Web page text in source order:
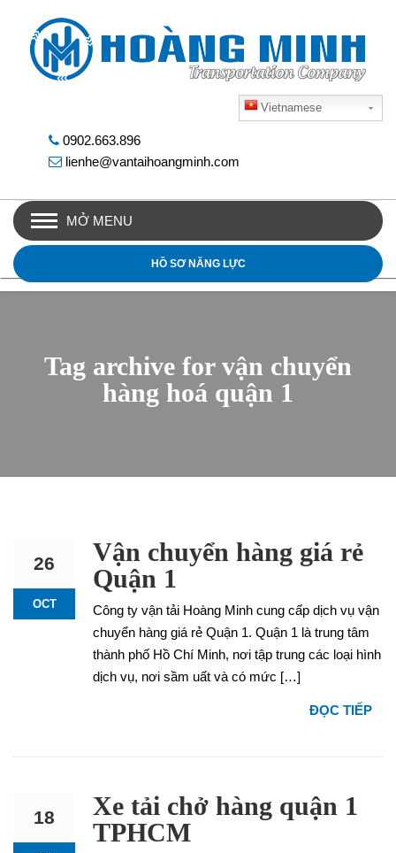
Vietnamese
0902.663.896
lienhe@vantaihoangminh.com
MỞ MENU
HỒ SƠ NĂNG LỰC
Tag archive for vận chuyển
hàng hoá quận 1
26
OCT
Vận chuyển hàng giá rẻ
Quận 1
Công ty vận tải Hoàng Minh cung cấp dịch vụ vận
chuyển hàng giá rẻ Quận 1. Quận 1 là trung tâm
thành phố Hồ Chí Minh, nơi tập trung các loại hình
dịch vụ, nơi sầm uất và có mức […]
ĐỌC TIẾP
18
Xe tải chở hàng quận 1
TPHCM